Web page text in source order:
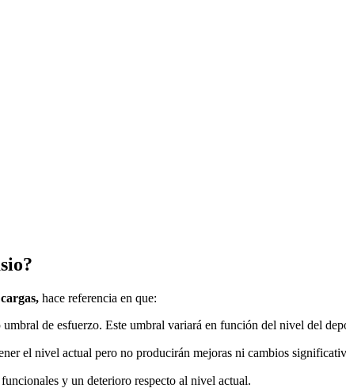
hace referencia en que:
de esfuerzo. Este umbral variará en función del nivel del
el nivel actual pero no producirán mejoras ni cambios
y un deterioro respecto al nivel actual.